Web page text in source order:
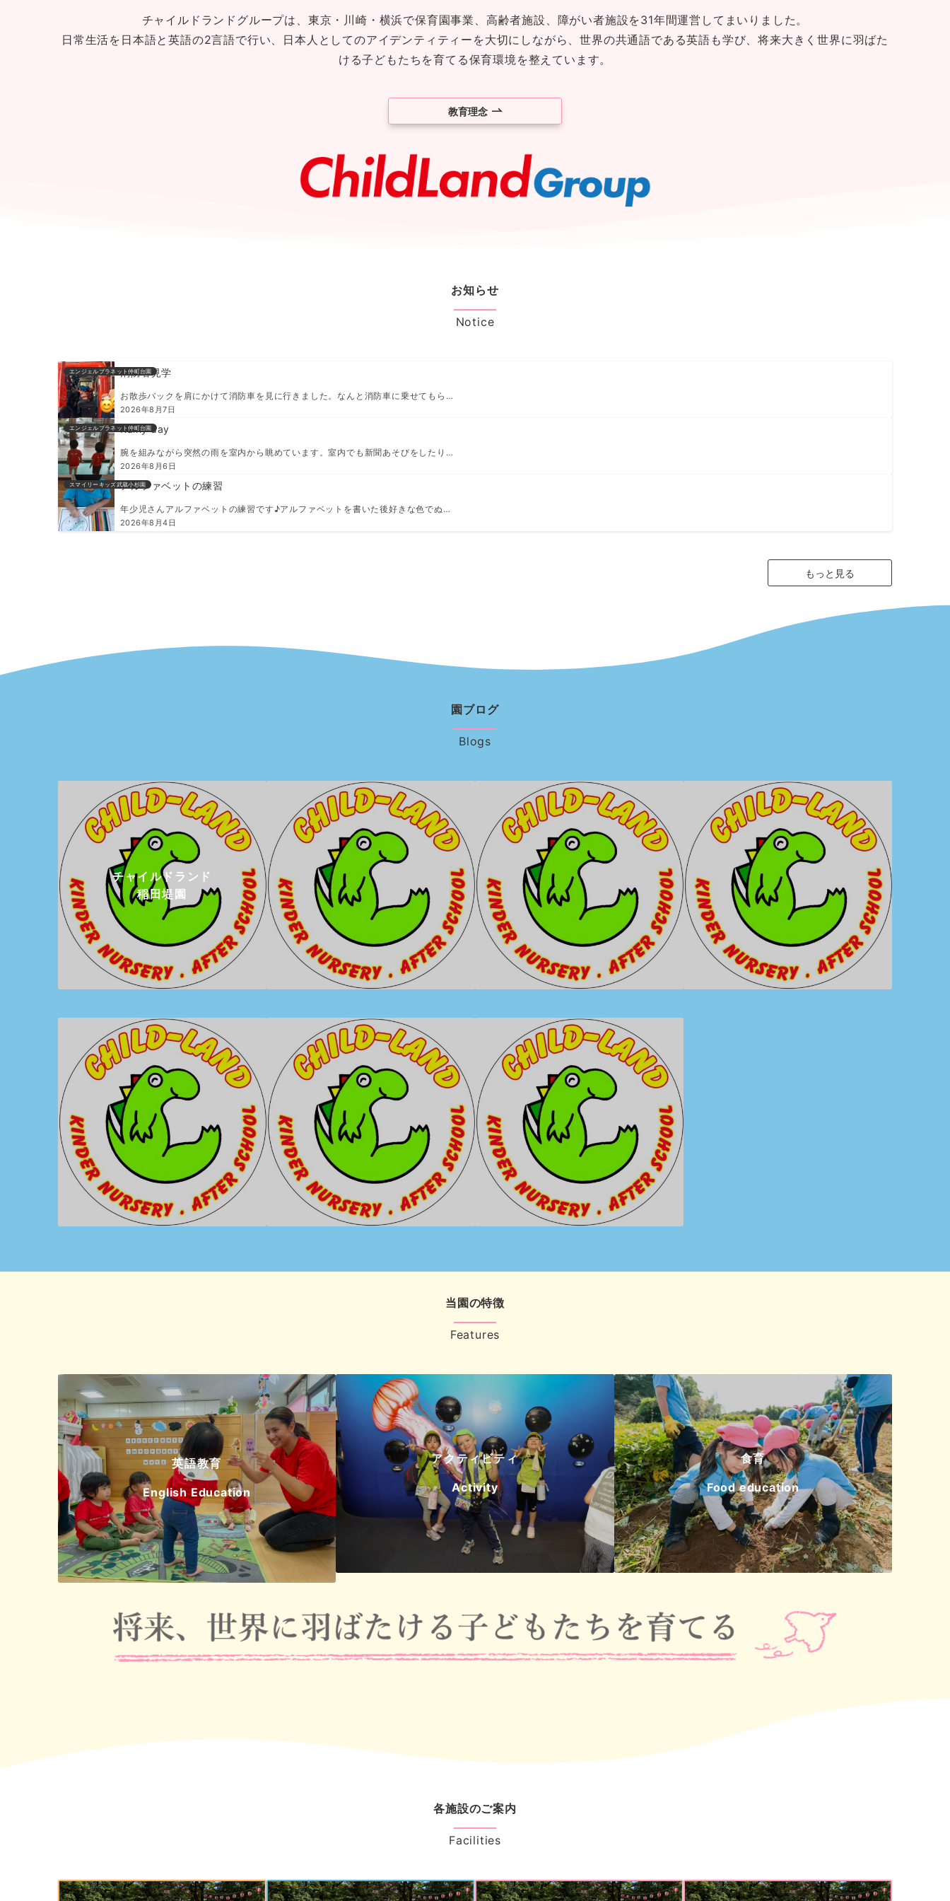
チャイルドランドグループは、東京・川崎・横浜で保育園事業、高齢者施設、障がい者施設を31年間運営してまいりました。
日常生活を日本語と英語の2言語で行い、日本人としてのアイデンティティーを大切にしながら、世界の共通語である英語も学び、将来大きく世界に羽ばた
ける子どもたちを育てる保育環境を整えています。
教育理念
お知らせ
Notice
エンジェルプラネット仲町台園
消防署見学
お散歩バックを肩にかけて消防車を見に行きました。なんと消防車に乗せてもら…
2026年8月7日
エンジェルプラネット仲町台園
Rainy day
腕を組みながら突然の雨を室内から眺めています。室内でも新聞あそびをしたり…
2026年8月6日
スマイリーキッズ武蔵小杉園アルファベットの練習
年少児さんアルファベットの練習です♪アルファベットを書いた後好きな色でぬ…
2026年8月4日
もっと見る
園ブログ
Blogs
チャイルドランド
稲田堤園
当園の特徴
Features
英語教育
English Education
アクティビティ
Activity
食育
Food education
各施設のご案内
Facilities